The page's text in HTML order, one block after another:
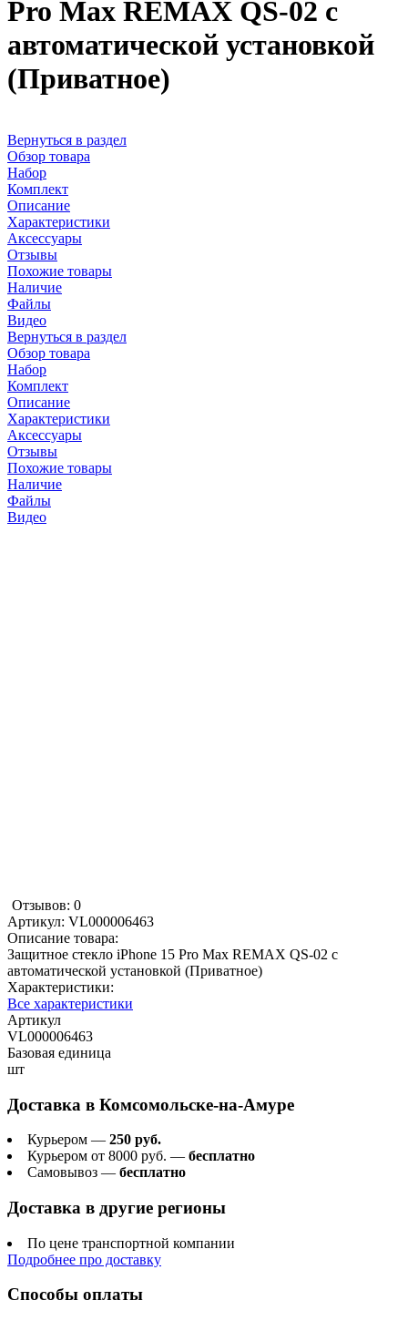
Pro Max REMAX QS-02 с
автоматической установкой
(Приватное)
Вернуться в раздел
Обзор товара
Набор
Комплект
Описание
Характеристики
Аксессуары
Отзывы
Похожие товары
Наличие
Файлы
Видео
Вернуться в раздел
Обзор товара
Набор
Комплект
Описание
Характеристики
Аксессуары
Отзывы
Похожие товары
Наличие
Файлы
Видео
Отзывов: 0
Артикул: VL000006463
Описание товара:
Защитное стекло iPhone 15 Pro Max REMAX QS-02 с
автоматической установкой (Приватное)
Характеристики:
Все характеристики
Артикул
VL000006463
Базовая единица
шт
Доставка в Комсомольске-на-Амуре
Курьером — 250 руб.
Курьером от 8000 руб. — бесплатно
Самовывоз — бесплатно
Доставка в другие регионы
По цене транспортной компании
Подробнее про доставку
Способы оплаты